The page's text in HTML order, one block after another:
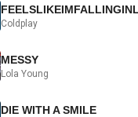
Coldplay
MESSY
Lola Young
DIE WITH A SMILE